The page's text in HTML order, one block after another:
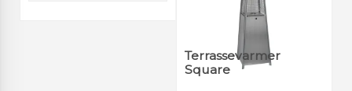
Terrassevarmer
Square